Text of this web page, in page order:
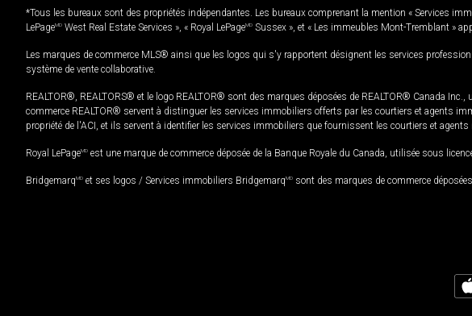
*Tous les bureaux sont des propriétés indépendantes. Les bureaux comprenant la mention « Services
LePageMD West Real Estate Services », « Royal LePageMD Sussex », et « Les immeubles Mont-Tremblant »
Les marques de commerce MLS® ainsi que les logos qui s'y rapportent désignent les services
système de vente collaborative.
REALTOR®, REALTORS® et le logo REALTOR® sont des marques déposées de REALTOR® Canada
commerce REALTOR® servent à distinguer les services immobiliers offerts par les courtiers et agents
propriété de l'ACI, et ils servent à identifier les services immobiliers que fournissent les courtiers et agents
Royal LePageMD est une marque de commerce déposée de la Banque Royale du Canada, utilisée sous
BridgemarqMD et ses logos / Services immobiliers BridgemarqMD sont des marques de commerce